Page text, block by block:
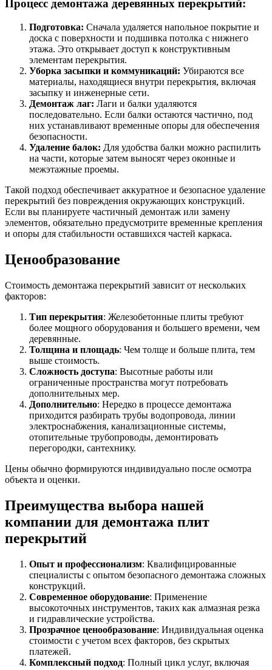
Процесс демонтажа деревянных перекрытий:
Подготовка: Сначала удаляется напольное покрытие и
доска с поверхности и подшивка потолка с нижнего
этажа. Это открывает доступ к конструктивным
элементам перекрытия.
Уборка засыпки и коммуникаций: Убираются все
материалы, находящиеся внутри перекрытия, включая
засыпку и инженерные сети.
Демонтаж лаг: Лаги и балки удаляются
последовательно. Если балки остаются частично, под
них устанавливают временные опоры для обеспечения
безопасности.
Удаление балок: Для удобства балки можно распилить
на части, которые затем выносят через оконные и
межэтажные проемы.
Такой подход обеспечивает аккуратное и безопасное удаление
перекрытий без повреждения окружающих конструкций.
Если вы планируете частичный демонтаж или замену
элементов, обязательно предусмотрите временные крепления
и опоры для стабильности оставшихся частей каркаса.
Ценообразование
Стоимость демонтажа перекрытий зависит от нескольких
факторов:
Тип перекрытия: Железобетонные плиты требуют
более мощного оборудования и большего времени, чем
деревянные.
Толщина и площадь: Чем толще и больше плита, тем
выше стоимость.
Сложность доступа: Высотные работы или
ограниченные пространства могут потребовать
дополнительных мер.
Дополнительно: Нередко в процессе демонтажа
приходится разбирать трубы водопровода, линии
электроснабжения, канализационные системы,
отопительные трубопроводы, демонтировать
перегородки, сантехнику.
Цены обычно формируются индивидуально после осмотра
объекта и оценки.
Преимущества выбора нашей
компании для демонтажа плит
перекрытий
Опыт и профессионализм: Квалифицированные
специалисты с опытом безопасного демонтажа сложных
конструкций.
Современное оборудование: Применение
высокоточных инструментов, таких как алмазная резка
и гидравлические устройства.
Прозрачное ценообразование: Индивидуальная оценка
стоимости с учетом всех факторов, без скрытых
платежей.
Комплексный подход: Полный цикл услуг, включая